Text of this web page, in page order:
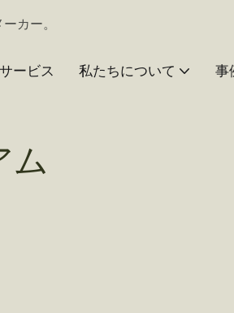
カー。
サービス 私たちについて 事
ム